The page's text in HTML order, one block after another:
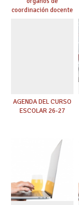
coordinación docente
AGENDA DEL CURSO
ESCOLAR 26-27